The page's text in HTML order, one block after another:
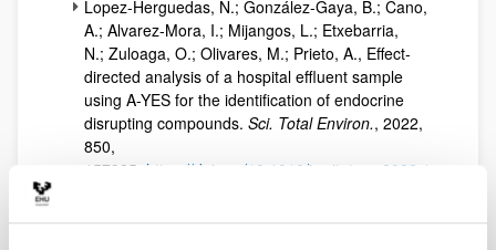
Lopez-Herguedas, N.; González-Gaya, B.; Cano,
A.; Alvarez-Mora, I.; Mijangos, L.; Etxebarria,
N.; Zuloaga, O.; Olivares, M.; Prieto, A., Effect-
directed analysis of a hospital effluent sample
using A-YES for the identification of endocrine
disrupting compounds. Sci. Total Environ., 2022,
850,
157985. https://doi.org/10.1016/j.scitotenv.2022.1